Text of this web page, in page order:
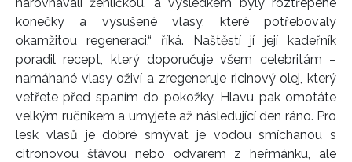
konečky a vysušené vlasy, které potřebovaly
okamžitou regeneraci,“ říká. Naštěstí jí její kadeřník
poradil recept, který doporučuje všem celebritám –
namáhané vlasy oživí a zregeneruje ricinový olej, který
vetřete před spaním do pokožky. Hlavu pak omotáte
velkým ručníkem a umyjete až následující den ráno. Pro
lesk vlasů je dobré smývat je vodou smíchanou s
citronovou šťávou nebo odvarem z heřmánku, ale